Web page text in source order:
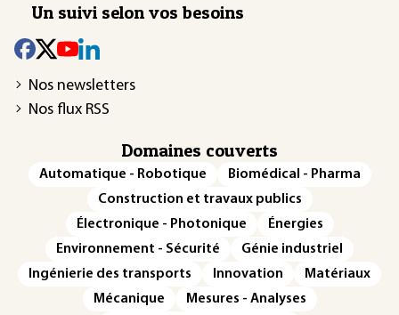
Un suivi selon vos besoins
Nos newsletters
Nos flux RSS
Domaines couverts
Automatique - Robotique
Biomédical - Pharma
Construction et travaux publics
Électronique - Photonique
Énergies
Environnement - Sécurité
Génie industriel
Ingénierie des transports
Innovation
Matériaux
Mécanique
Mesures - Analyses